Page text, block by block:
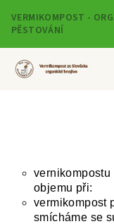
obsah
VERMIKOMPOST -
PĚSTOVÁNÍ
objemu při:
vermikompost
smícháme se